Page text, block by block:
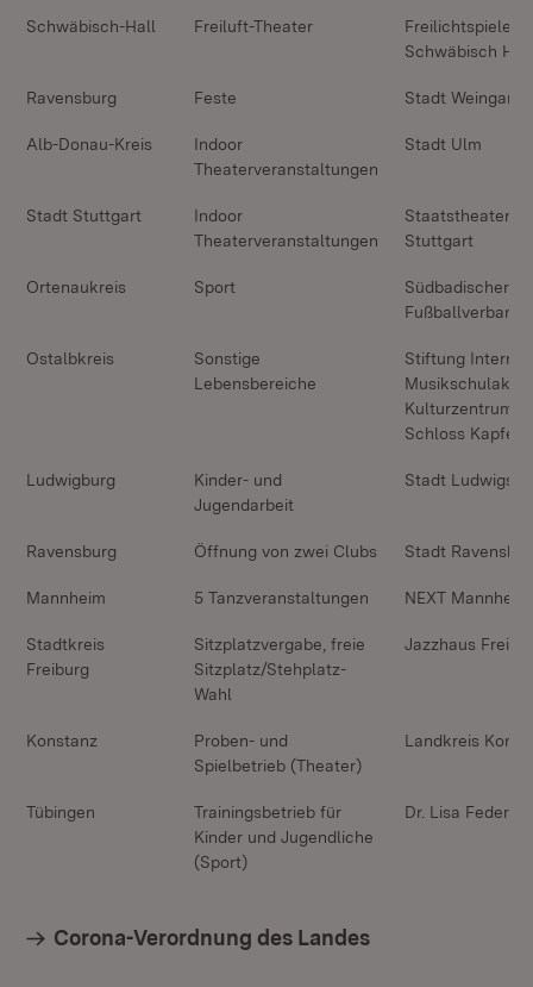
Schwäbisch-Hall Freiluft-Theater
Freilichtspiele
Schwäbisch Hall
Ravensburg Feste Stadt
Alb-Donau-Kreis
Indoor
Theaterveranstaltungen
Stadt Ulm
Stadt Stuttgart
Indoor
Theaterveranstaltungen
Staatstheater
Stuttgart
Ortenaukreis Sport
Südbadischer
Fußballverband
Ostalbkreis
Sonstige
Lebensbereiche
Stiftung Internat.
Kulturzentrum
Schloss
Ludwigburg
Kinder- und
Jugendarbeit
Stadt
Ravensburg Öffnung von zwei Clubs Stadt
Mannheim 5 Tanzveranstaltungen NEXT Mannheim
Stadtkreis
Freiburg
Sitzplatzvergabe, freie
Sitzplatz/Stehplatz-
Wahl
Jazzhaus
Konstanz
Proben- und
Spielbetrieb (Theater)
Landkreis
Tübingen
Trainingsbetrieb für
Kinder und Jugendliche
(Sport)
Dr. Lisa Federle
Corona-Verordnung des Landes